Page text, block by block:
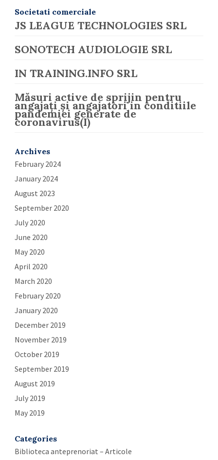
Societati comerciale
JS LEAGUE TECHNOLOGIES SRL
SONOTECH AUDIOLOGIE SRL
IN TRAINING.INFO SRL
Măsuri active de sprijin pentru
angajați și angajatori in conditiile
pandemiei generate de
coronavirus(I)
Archives
February 2024
January 2024
August 2023
September 2020
July 2020
June 2020
May 2020
April 2020
March 2020
February 2020
January 2020
December 2019
November 2019
October 2019
September 2019
August 2019
July 2019
May 2019
Categories
Biblioteca anteprenoriat – Articole